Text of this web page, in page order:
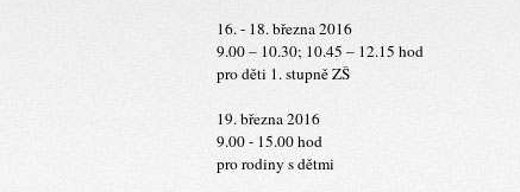
16. - 18. března 2016
9.00 – 10.30; 10.45 – 12.15 hod
pro děti 1. stupně ZŠ
19. března 2016
9.00 - 15.00 hod
pro rodiny s dětmi